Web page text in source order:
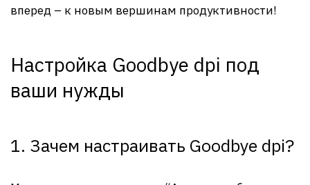
вперед – к новым вершинам продуктивности!
Настройка Goodbye dpi под
ваши нужды
1. Зачем настраивать Goodbye dpi?